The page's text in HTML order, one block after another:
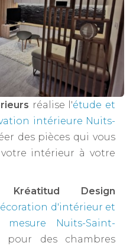
réalise l'étude et
intérieure Nuits-
des pièces qui vous
intérieur à votre
Kréatitud Design
d'intérieur et
Nuits-Saint-
des chambres